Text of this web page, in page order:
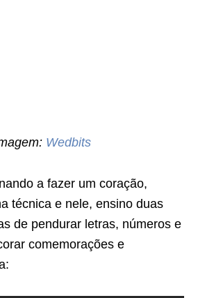
Wedbits
a fazer um coração,
técnica e nele, ensino duas
de pendurar letras, números e
comemorações e